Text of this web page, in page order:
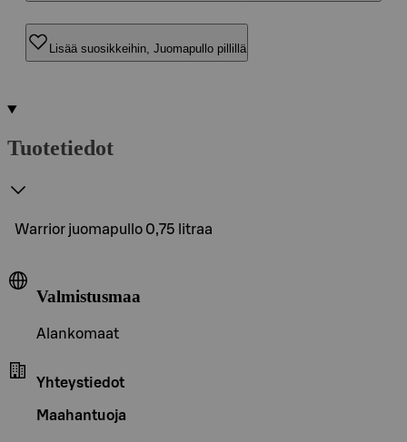
Lisää suosikkeihin, Juomapullo pillillä
Tuotetiedot
Warrior juomapullo 0,75 litraa
Valmistusmaa
Alankomaat
Yhteystiedot
Maahantuoja